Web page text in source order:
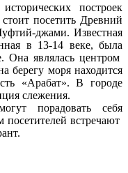
построек
посетить Древний
джами. Известная
в 13-14 веке, была
являлась центром
берегу моря находится
«Арабат». В городе
слежения.
порадовать себя
встречают